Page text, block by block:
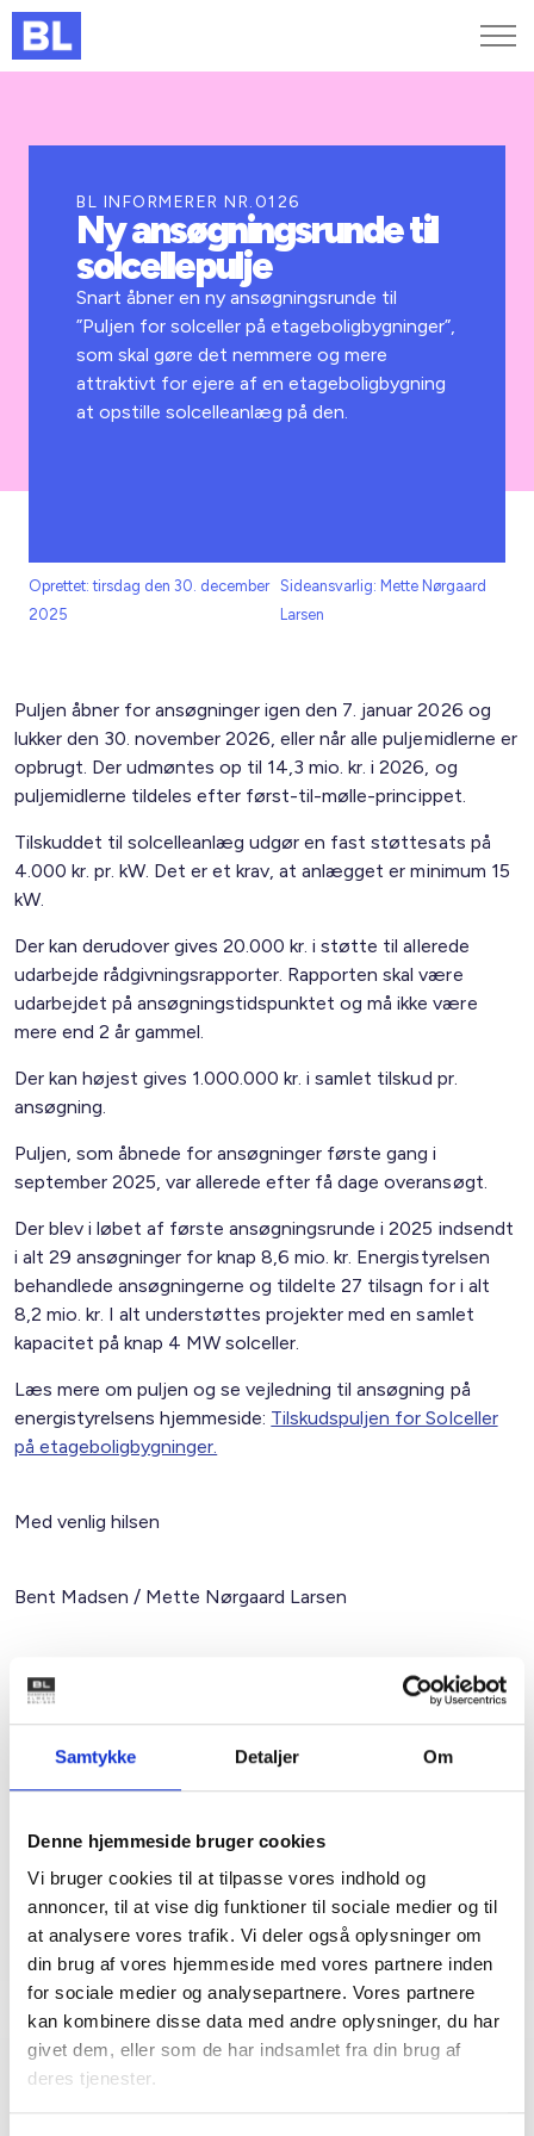
Samtykke Detaljer Om
Denne hjemmeside bruger cookies
Vi bruger cookies til at tilpasse vores indhold og
annoncer, til at vise dig funktioner til sociale medier og til
at analysere vores trafik. Vi deler også oplysninger om
din brug af vores hjemmeside med vores partnere inden
for sociale medier og analysepartnere. Vores partnere
kan kombinere disse data med andre oplysninger, du har
givet dem, eller som de har indsamlet fra din brug af
deres tjenester.
Kurser og arrangementer
Jobportalen
BL INFORMERER NR.0126
Ny ansøgningsrunde til
solcellepulje
Snart åbner en ny ansøgningsrunde til
”Puljen for solceller på etageboligbygninger”,
som skal gøre det nemmere og mere
attraktivt for ejere af en etageboligbygning
at opstille solcelleanlæg på den.
Oprettet: tirsdag den 30. december
2025
Sideansvarlig: Mette Nørgaard
Larsen
Puljen åbner for ansøgninger igen den 7. januar 2026 og
lukker den 30. november 2026, eller når alle puljemidlerne er
opbrugt. Der udmøntes op til 14,3 mio. kr. i 2026, og
puljemidlerne tildeles efter først-til-mølle-princippet.
Tilskuddet til solcelleanlæg udgør en fast støttesats på
4.000 kr. pr. kW. Det er et krav, at anlægget er minimum 15
kW.
Der kan derudover gives 20.000 kr. i støtte til allerede
udarbejde rådgivningsrapporter. Rapporten skal være
udarbejdet på ansøgningstidspunktet og må ikke være
mere end 2 år gammel.
Der kan højest gives 1.000.000 kr. i samlet tilskud pr.
ansøgning.
Puljen, som åbnede for ansøgninger første gang i
september 2025, var allerede efter få dage overansøgt.
Der blev i løbet af første ansøgningsrunde i 2025 indsendt
i alt 29 ansøgninger for knap 8,6 mio. kr. Energistyrelsen
behandlede ansøgningerne og tildelte 27 tilsagn for i alt
8,2 mio. kr. I alt understøttes projekter med en samlet
kapacitet på knap 4 MW solceller.
Læs mere om puljen og se vejledning til ansøgning på
energistyrelsens hjemmeside: Tilskudspuljen for Solceller
på etageboligbygninger.
Med venlig hilsen
Bent Madsen / Mette Nørgaard Larsen
Kontakt
Larsen
Juridisk konsulent
Mail: mel@bl.dk
Relateret indhold